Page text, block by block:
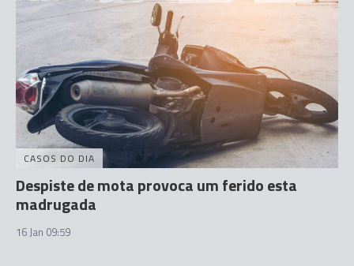
CASOS DO DIA
Despiste de mota provoca um ferido esta
madrugada
16 Jan 09:59